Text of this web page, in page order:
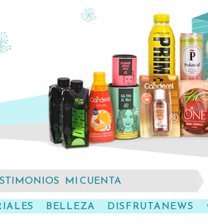
BELLEZA
DISFRUTANEWS
MI CUENTA